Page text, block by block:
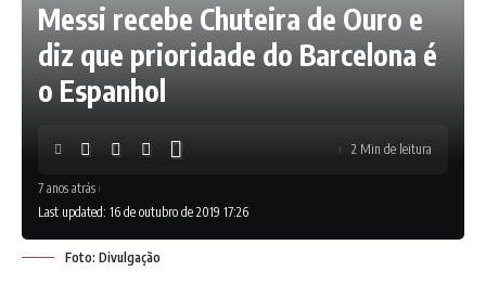
Messi recebe Chuteira de Ouro e
diz que prioridade do Barcelona é
o Espanhol
Last updated: 16 de outubro de 2019 17:26
7 anos atrás
2 Min de leitura
Foto: Divulgação